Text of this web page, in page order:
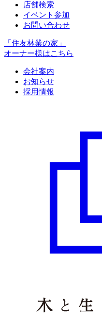
店舗検索
イベント参加
お問い合わせ
「住友林業の家」
オーナー様はこちら
会社案内
お知らせ
採用情報